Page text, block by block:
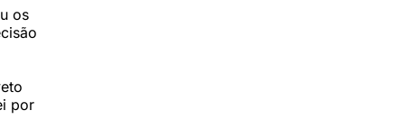
os
por